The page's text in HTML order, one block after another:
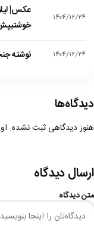
۱۴۰۴/۱۲/۲۴
عکس|
۱۴۰۴/۱۲/۲۴ نوشته
دیدگاه‌ها
هنوز دیدگاهی ثبت نشده.
ارسال دیدگاه
متن دیدگاه